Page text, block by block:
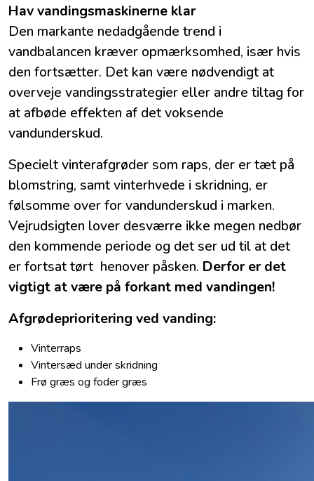
Hav vandingsmaskinerne klar
Den markante nedadgående trend i
vandbalancen kræver opmærksomhed, især hvis
den fortsætter. Det kan være nødvendigt at
overveje vandingsstrategier eller andre tiltag for
at afbøde effekten af det voksende
vandunderskud.
Specielt vinterafgrøder som raps, der er tæt på
blomstring, samt vinterhvede i skridning, er
følsomme over for vandunderskud i marken.
Vejrudsigten lover desværre ikke megen nedbør
den kommende periode og det ser ud til at det
er fortsat tørt henover påsken. Derfor er det
vigtigt at være på forkant med vandingen!
Afgrødeprioritering ved vanding:
Vinterraps
Vintersæd under skridning
Frø græs og foder græs